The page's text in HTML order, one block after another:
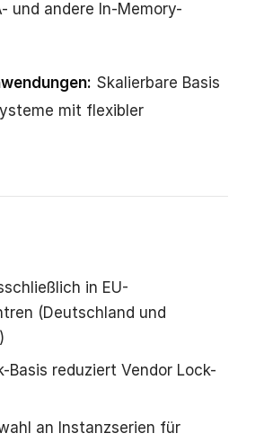
und andere In-Memory-
Skalierbare Basis
mit flexibler
in EU-
(Deutschland und
Basis reduziert Vendor Lock-
an Instanzserien für